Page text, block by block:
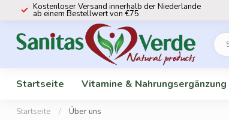
Kostenloser Versand innerhalb der Niederlande
ab einem Bestellwert von €75
Startseite Vitamine & Nahrungsergänzung
Startseite / Über uns